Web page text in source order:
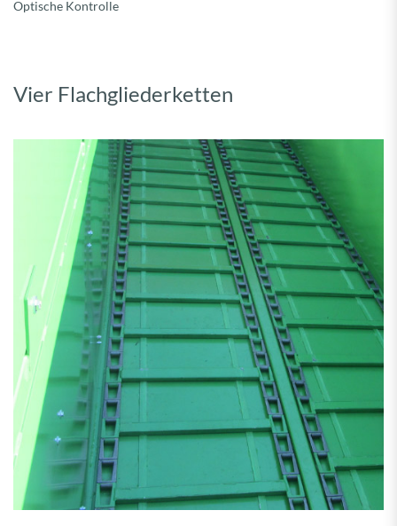
Optische Kontrolle
Vier Flachgliederketten